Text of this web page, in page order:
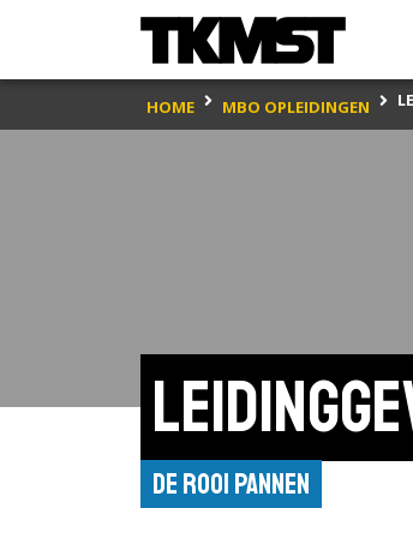
HOME MBO OPLEIDINGEN
De Rooi Pannen